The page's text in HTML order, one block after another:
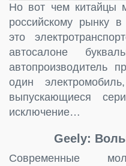
Но вот чем китайцы
российскому рынку
это
автосалоне
автопроизводитель
один
выпускающиеся
исключение…
Geely:
Современные